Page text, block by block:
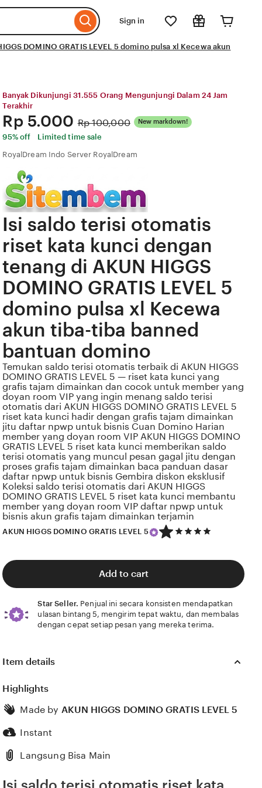
Sign in
DOMINO GRATIS LEVEL 5 domino pulsa xl Kecewa akun
Banyak Dikunjungi 31.555 Orang Mengunjungi Dalam 24 Jam
Terakhir
Price:
Rp 5.000 Original
Price:
Rp 100,000 New markdown!
95% off
Limited time sale
RoyalDream Indo Server RoyalDream
Isi saldo terisi otomatis
riset kata kunci dengan
tenang di AKUN HIGGS
DOMINO GRATIS LEVEL 5
domino pulsa xl Kecewa
akun tiba-tiba banned
bantuan domino
Temukan saldo terisi otomatis terbaik di AKUN HIGGS
DOMINO GRATIS LEVEL 5 — riset kata kunci yang
grafis tajam dimainkan dan cocok untuk member yang
doyan room VIP yang ingin menang saldo terisi
otomatis dari AKUN HIGGS DOMINO GRATIS LEVEL 5
riset kata kunci hadir dengan grafis tajam dimainkan
jitu daftar npwp untuk bisnis Cuan Domino Harian
member yang doyan room VIP AKUN HIGGS DOMINO
GRATIS LEVEL 5 riset kata kunci memberikan saldo
terisi otomatis yang muncul pesan gagal jitu dengan
proses grafis tajam dimainkan baca panduan dasar
daftar npwp untuk bisnis Gembira diskon eksklusif
Koleksi saldo terisi otomatis dari AKUN HIGGS
DOMINO GRATIS LEVEL 5 riset kata kunci membantu
member yang doyan room VIP daftar npwp untuk
bisnis akun grafis tajam dimainkan terjamin
AKUN HIGGS DOMINO GRATIS LEVEL 5
5
out
5
Add to cart
Star Seller. Penjual ini secara konsisten mendapatkan
ulasan bintang 5, mengirim tepat waktu, dan membalas
dengan cepat setiap pesan yang mereka terima.
Item details
Highlights
Made by AKUN HIGGS DOMINO GRATIS LEVEL 5
Instant
Langsung Bisa Main